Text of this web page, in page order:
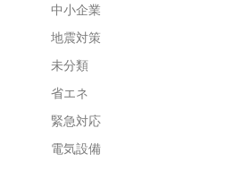
中小企業
地震対策
未分類
省エネ
緊急対応
電気設備